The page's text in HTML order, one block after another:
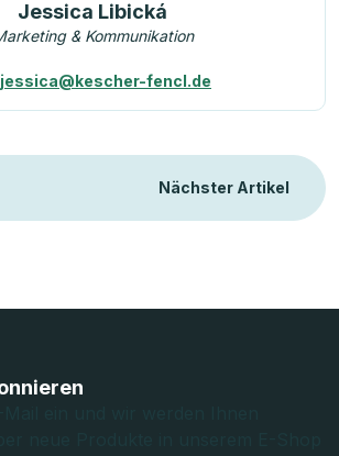
Jessica Libická
& Kommunikation
jessica@kescher-fencl.de
Nächster Artikel